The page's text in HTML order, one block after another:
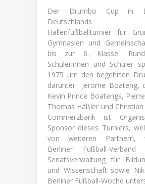
Der Drumbo Cup in
Deutschlands
Hallenfußballturnier für
Gymnasien und
bis zur 6. Klasse. Rund
Schülerinnen und Schüler
1975 um den begehrten
darunter Jerome Boateng,
Kevin Prince Boatengs,
Thomas Häßler und
Commerzbank ist
Sponsor dieses Turniers,
von weiteren Partnern,
Berliner Fußball-
Senatsverwaltung für
und Wissenschaft sowie
Berliner Fußball-Woche